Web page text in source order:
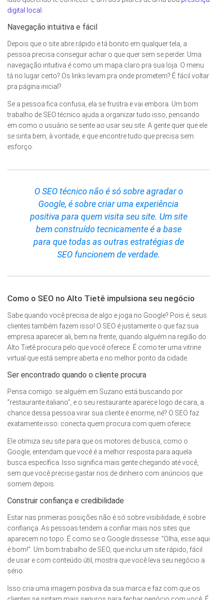
digital local
Navegação intuitiva e fácil
Depois que o site abre rápido e tá bonito em qualquer tela, a
pessoa precisa conseguir achar o que quer sem se perder. Uma
navegação intuitiva é como um mapa claro pra sua loja. O menu
tá no lugar certo? Os links levam pra onde prometem? É fácil voltar
pra página inicial?
Se a pessoa fica confusa, ela se frustra e vai embora. Um bom
trabalho de SEO técnico ajuda a organizar tudo isso, pensando
em como o usuário se sente ao usar seu site. A gente quer que ele
se sinta bem, à vontade, e que encontre tudo que precisa sem
esforço.
O SEO técnico não é só sobre agradar o
Google, é sobre criar uma experiência
positiva para quem visita seu site. Um site
bem construído tecnicamente é a base
para que todas as outras estratégias de
SEO funcionem de verdade.
Como o SEO no Alto Tietê impulsiona seu negócio
Sabe quando você precisa de algo e joga no Google? Pois é, seus
clientes também fazem isso! O SEO é justamente o que faz sua
empresa aparecer ali, bem na frente, quando alguém na região do
Alto Tietê procura pelo que você oferece. É como ter uma vitrine
virtual que está sempre aberta e no melhor ponto da cidade.
Ser encontrado quando o cliente procura
Pensa comigo: se alguém em Suzano está buscando por
“restaurante italiano”, e o seu restaurante aparece logo de cara, a
chance dessa pessoa virar sua cliente é enorme, né? O SEO faz
exatamente isso: conecta quem procura com quem oferece.
Ele otimiza seu site para que os motores de busca, como o
Google, entendam que você é a melhor resposta para aquela
busca específica. Isso significa mais gente chegando até você,
sem que você precise gastar rios de dinheiro com anúncios que
somem depois.
Construir confiança e credibilidade
Estar nas primeiras posições não é só sobre visibilidade, é sobre
confiança. As pessoas tendem a confiar mais nos sites que
aparecem no topo. É como se o Google dissesse: “Olha, esse aqui
é bom!”. Um bom trabalho de SEO, que inclui um site rápido, fácil
de usar e com conteúdo útil, mostra que você leva seu negócio a
sério.
Isso cria uma imagem positiva da sua marca e faz com que os